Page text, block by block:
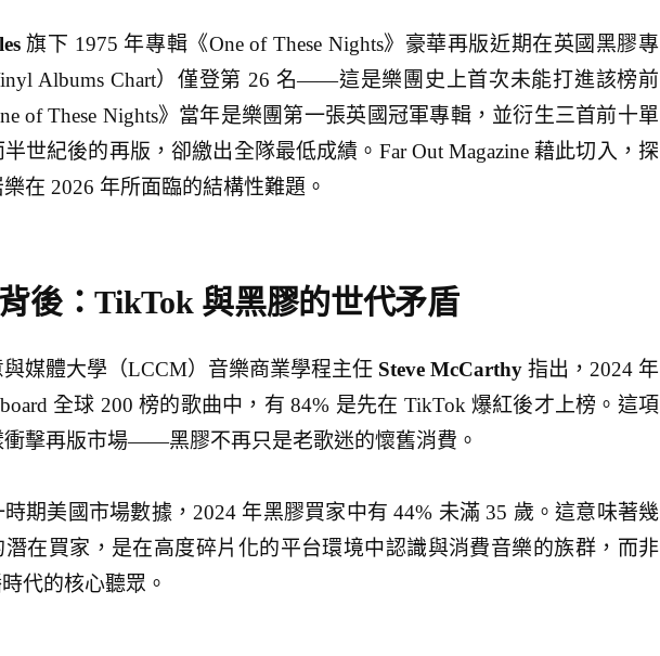
旗下 1975 年專輯《One of These Nights》豪華再版近期在英國黑膠專
Albums Chart）僅登第 26 名——這是樂團史上首次未能打進該榜前
of These Nights》當年是樂團第一張英國冠軍專輯，並衍生三首前十單
世紀後的再版，卻繳出全隊最低成績。Far Out Magazine 藉此切入，探
在 2026 年所面臨的結構性難題。
後：TikTok 與黑膠的世代矛盾
媒體大學（LCCM）音樂商業學程主任 Steve McCarthy 指出，2024 年
全球 200 榜的歌曲中，有 84% 是先在 TikTok 爆紅後才上榜。這項
衝擊再版市場——黑膠不再只是老歌迷的懷舊消費。
期美國市場數據，2024 年黑膠買家中有 44% 未滿 35 歲。這意味著幾
潛在買家，是在高度碎片化的平台環境中認識與消費音樂的族群，而非
代的核心聽眾。